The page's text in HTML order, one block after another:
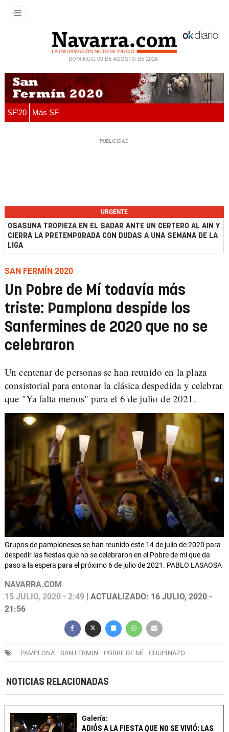
DOMINGO, 09 DE AGOSTO DE 2026
SF'20 Más SF
URGENTE
OSASUNA TROPIEZA EN EL SADAR ANTE UN CERTERO AL AIN Y
CIERRA LA PRETEMPORADA CON DUDAS A UNA SEMANA DE LA
LIGA
SAN FERMÍN 2020
Un Pobre de Mí todavía más
triste: Pamplona despide los
Sanfermines de 2020 que no se
celebraron
Un centenar de personas se han reunido en la plaza
consistorial para entonar la clásica despedida y celebrar
que "Ya falta menos" para el 6 de julio de 2021.
Grupos de pamploneses se han reunido este 14 de julio de 2020 para
despedir las fiestas que no se celebraron en el Pobre de mi que da
paso a la espera para el próximo 6 de julio de 2021. PABLO LASAOSA
NAVARRA.COM
15 JULIO, 2020 - 2:49 | ACTUALIZADO: 16 JULIO, 2020 -
21:56
PAMPLONA SAN FERMIN POBRE DE MÍ CHUPINAZO
NOTICIAS RELACIONADAS
Galería:
ADIÓS A LA FIESTA QUE NO SE VIVIÓ: LAS